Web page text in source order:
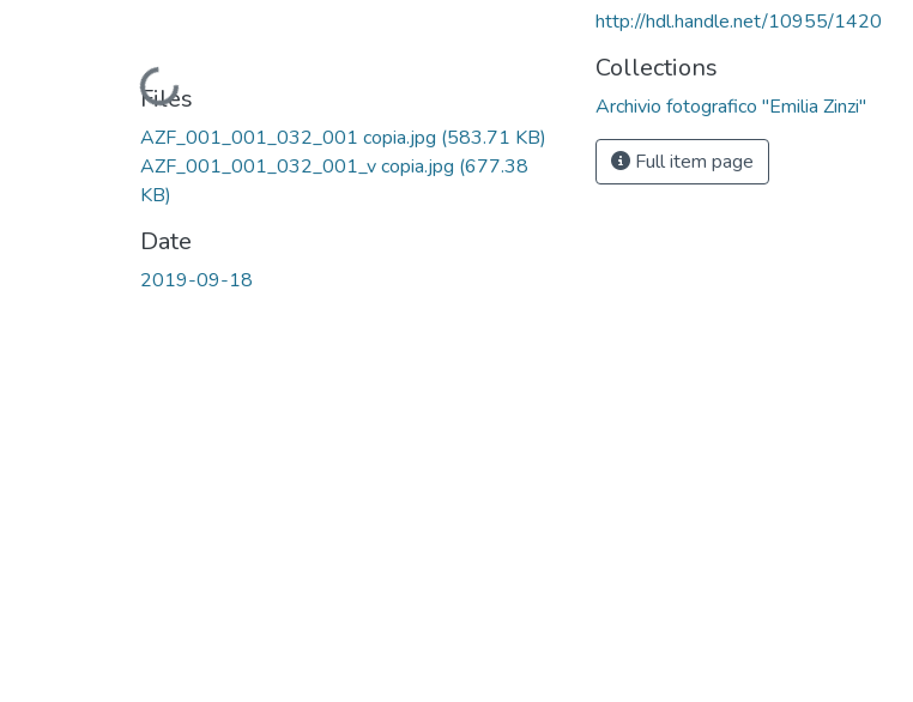
Loading...
Files
AZF_001_001_032_001 copia.jpg (583.71 KB)
AZF_001_001_032_001_v copia.jpg (677.38
KB)
Date
2019-09-18
http://hdl.handle.net/10955/1420
Collections
Archivio fotografico "Emilia Zinzi"
Full item page